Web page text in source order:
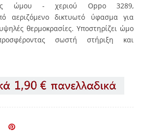
ώμου - χεριού Oppo 3289,
αεριζόμενο δικτυωτό ύφασμα για
θερμοκρασίες. Υποστηρίζει ώμο
σωστή στήριξη και